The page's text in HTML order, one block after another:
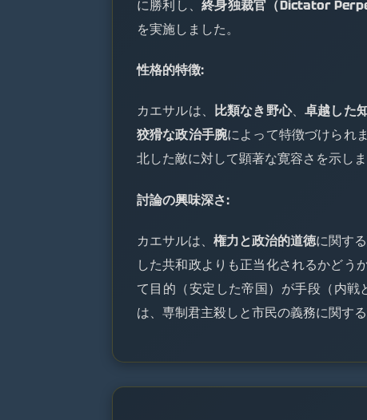
に勝利し、終身独裁官（Dictator
を実施しました。
性格的特徴:
カエサルは、 比類なき野心、卓越した
狡猾な政治手腕によって特徴づけられ
北した敵に対して顕著な寛容さを示し
討論の興味深さ:
カエサルは、 権力と政治的道徳に関す
した共和政よりも正当化されるかどう
て目的（安定した帝国）が手段（内
は、専制君主殺しと市民の義務に関す